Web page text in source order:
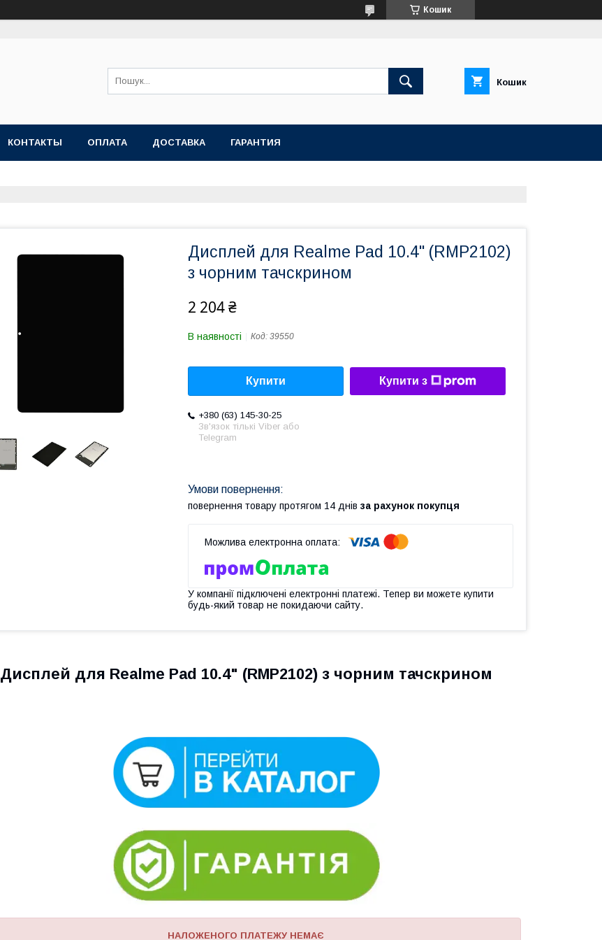
Кошик
Кошик
КОНТАКТЫ ОПЛАТА ДОСТАВКА ГАРАНТИЯ
Дисплей для Realme Pad 10.4" (RMP2102)
з чорним тачскрином
2 204 ₴
В наявності Код: 39550
Купити Купити з
+380 (63) 145-30-25
Зв'язок тількі Viber або
Telegram
повернення товару протягом 14 днів за рахунок покупця
У компанії підключені електронні платежі. Тепер ви можете купити
будь-який товар не покидаючи сайту.
Дисплей для Realme Pad 10.4" (RMP2102) з чорним тачскрином
НАЛОЖЕНОГО ПЛАТЕЖУ НЕМАЄ